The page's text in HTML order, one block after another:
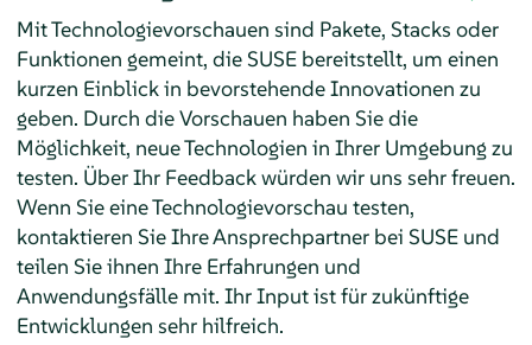
Mit Technologievorschauen sind Pakete, Stacks oder
Funktionen gemeint, die SUSE bereitstellt, um einen
kurzen Einblick in bevorstehende Innovationen zu
geben. Durch die Vorschauen haben Sie die
Möglichkeit, neue Technologien in Ihrer Umgebung zu
testen. Über Ihr Feedback würden wir uns sehr freuen.
Wenn Sie eine Technologievorschau testen,
kontaktieren Sie Ihre Ansprechpartner bei SUSE und
teilen Sie ihnen Ihre Erfahrungen und
Anwendungsfälle mit. Ihr Input ist für zukünftige
Entwicklungen sehr hilfreich.